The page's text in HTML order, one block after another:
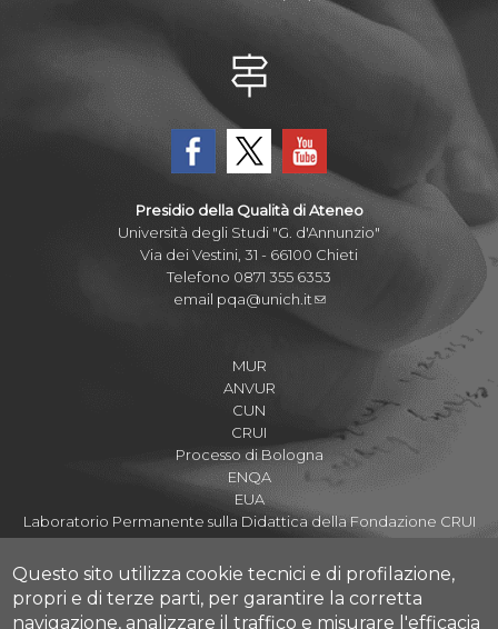
Presidio della Qualità di Ateneo
Università degli Studi "G. d'Annunzio"
Via dei Vestini, 31 - 66100 Chieti
Telefono 0871 355 6353
email pqa@unich.it
MUR
ANVUR
CUN
CRUI
Processo di Bologna
ENQA
EUA
Laboratorio Permanente sulla Didattica della Fondazione CRUI
Questo sito utilizza cookie tecnici e di profilazione,
propri e di terze parti, per garantire la corretta
navigazione, analizzare il traffico e misurare l'efficacia